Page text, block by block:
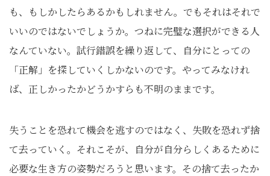
も、もしかしたらあるかもしれません。でもそれはそれで
いいのではないでしょうか。つねに完璧な選択ができる人
なんていない。試行錯誤を繰り返して、自分にとっての
「正解」を探していくしかないのです。やってみなけれ
ば、正しかったかどうかすらも不明のままです。
失うことを恐れて機会を逃すのではなく、失敗を恐れず捨
て去っていく。それこそが、自分が自分らしくあるために
必要な生き方の姿勢だろうと思います。その捨て去ったか